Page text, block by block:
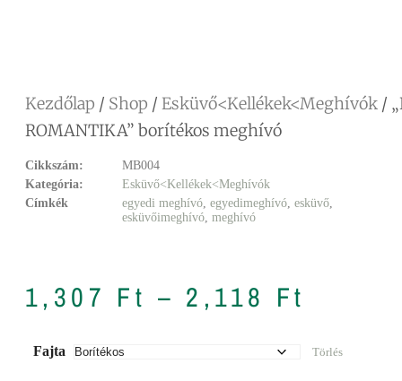
Kezdőlap / Shop / Esküvő<Kellékek<Meghívók /
ROMANTIKA” borítékos meghívó
Cikkszám:
MB004
Kategória:
Esküvő<Kellékek<Meghívók
Címkék
egyedi meghívó, egyedimeghívó, esküvő,
esküvőimeghívó, meghívó
1,307 Ft – 2,118 Ft
Fajta Törlés